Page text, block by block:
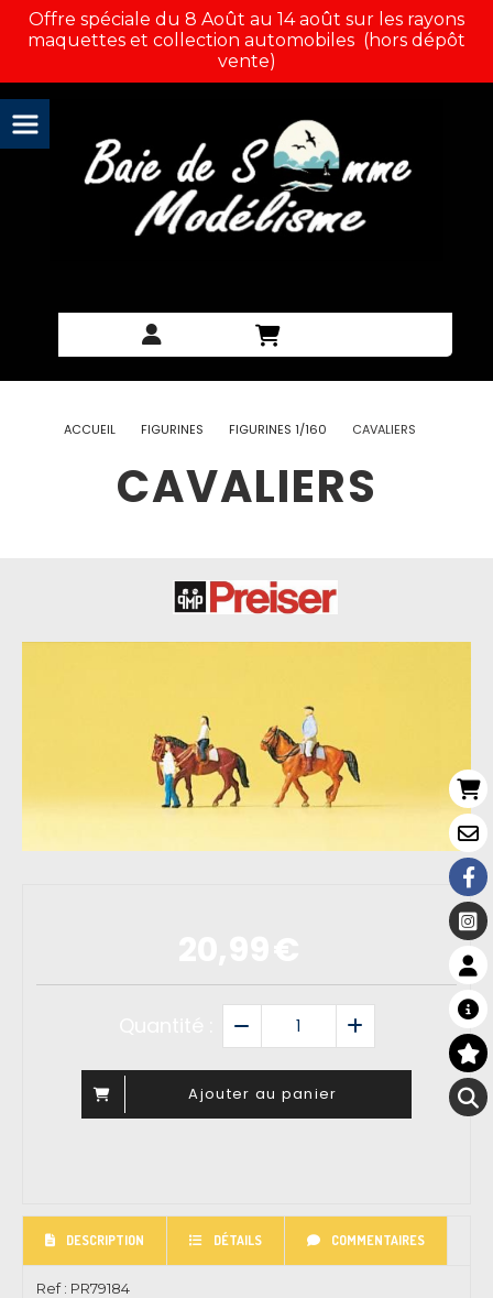
Offre spéciale du 8 Août au 14 août sur les rayons
maquettes et collection automobiles (hors dépôt
vente)
ACCUEIL FIGURINES FIGURINES 1/160 CAVALIERS
CAVALIERS
Ajouter au panier
DESCRIPTION DÉTAILS COMMENTAIRES
Ref : PR79184
Panneau de gestion des cookies